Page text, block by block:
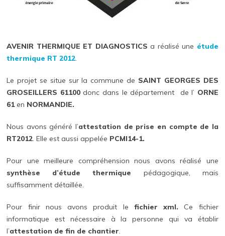
AVENIR THERMIQUE ET DIAGNOSTICS a réalisé une étude
thermique RT 2012.
Le projet se situe sur la commune de SAINT GEORGES DES
GROSEILLERS 61100donc dans le département de l’ ORNE
61en NORMANDIE.
Nous avons généré l’attestation de prise en compte de la
RT2012. Elle est aussi appelée PCMI14-1.
Pour une meilleure compréhension nous avons réalisé une
synthèse d’étude thermique pédagogique, mais
suffisamment détaillée.
Pour finir nous avons produit le fichier xml. Ce fichier
informatique est nécessaire à la personne qui va établir
l’attestation de fin de chantier.